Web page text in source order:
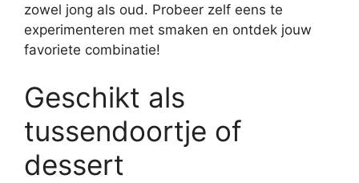
zowel jong als oud. Probeer zelf eens te
experimenteren met smaken en ontdek jouw
favoriete combinatie!
Geschikt als
tussendoortje of
dessert